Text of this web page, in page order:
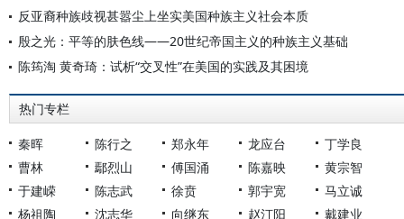
反亚裔种族歧视甚嚣尘上坐实美国种族主义社会本质
殷之光：平等的肤色线——20世纪帝国主义的种族主义基础
陈筠淘 黄奇琦：试析“交叉性”在美国的实践及其困境
热门专栏
秦晖 陈行之 郑永年 龙应台
丁学良
曹林
鄢烈山 傅国涌 陈嘉映
黄宗智
于建嵘
陈志武 徐贲 郭宇宽
马立诚
杨祖陶
沈志华 向继东 赵汀阳 戴建业